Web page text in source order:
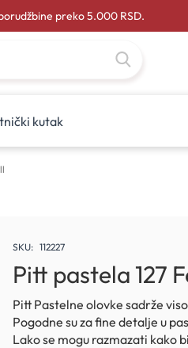
preko 5.000 RSD.
kutak
Pitt pastela 127
SKU 112227
Pitt Pastelne olovke sadrže
Pogodne su za fine detalje u
Lako se mogu razmazati kako